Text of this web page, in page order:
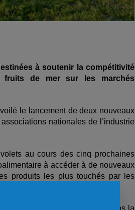
à soutenir la compétitivité
fruits de mer sur les marchés
le lancement de deux nouveaux
nationales de l’industrie
au cours des cinq prochaines
à accéder à de nouveaux
produits les plus touchés par les
et les fruits de mer.
émergents, nous faisons la